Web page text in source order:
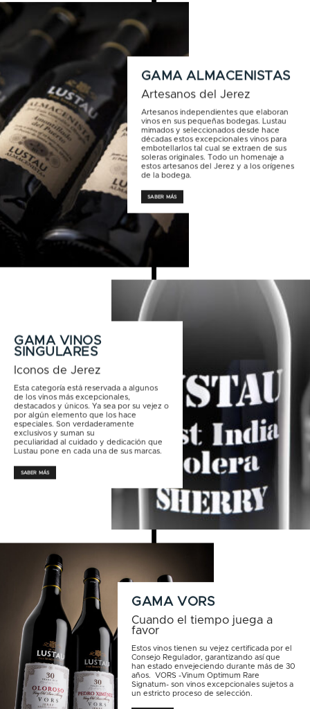
GAMA ALMACENISTAS
Artesanos del Jerez
Artesanos independientes que elaboran
vinos en sus pequeñas bodegas. Lustau
mimados y seleccionados desde hace
décadas estos excepcionales vinos para
embotellarlos tal cual se extraen de sus
soleras originales. Todo un homenaje a
estos artesanos del Jerez y a los orígenes
de la bodega.
SABER MÁS
GAMA VINOS
SINGULARES
Iconos de Jerez
Esta categoría está reservada a algunos
de los vinos más excepcionales,
destacados y únicos. Ya sea por su vejez o
por algún elemento que los hace
especiales. Son verdaderamente
exclusivos y suman su
peculiaridad al cuidado y dedicación que
Lustau pone en cada una de sus marcas.
SABER MÁS
GAMA VORS
Cuando el tiempo juega a
favor
Estos vinos tienen su vejez certificada por el
Consejo Regulador, garantizando así que
han estado envejeciendo durante más de 30
años. VORS -Vinum Optimum Rare
Signatum- son vinos excepcionales sujetos a
un estricto proceso de selección.